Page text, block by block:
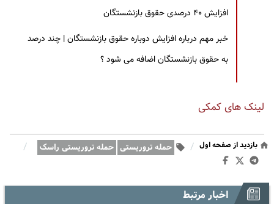
افزایش ۴۰ درصدی حقوق بازنشستگان
خبر مهم درباره افزایش دوباره حقوق بازنشستگان | چند درصد
به حقوق بازنشستگان اضافه می شود ؟
لینک های کمکی
بازدید از صفحه اول / حمله تروریستی حمله تروریستی راسک /
اخبار مرتبط